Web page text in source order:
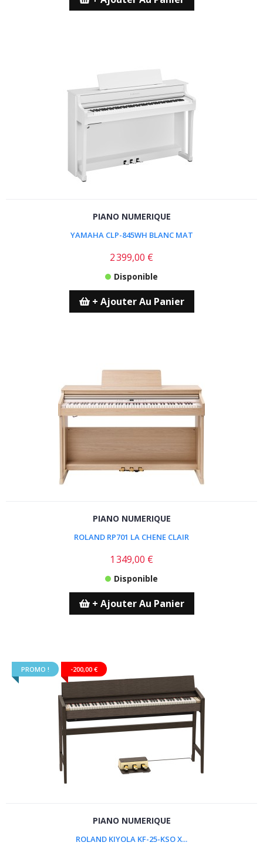
PIANO NUMERIQUE
YAMAHA CLP-845WH BLANC MAT
2 399,00 €
Disponible
+ Ajouter Au Panier
PIANO NUMERIQUE
ROLAND RP701 LA CHENE CLAIR
1 349,00 €
Disponible
+ Ajouter Au Panier
PROMO ! -200,00 €
PIANO NUMERIQUE
ROLAND KIYOLA KF-25-KSO X...